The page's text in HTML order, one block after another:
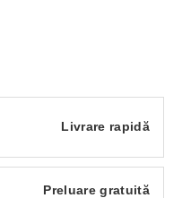
Livrare rapidă
Preluare gratuită